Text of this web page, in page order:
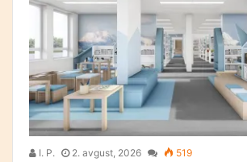
I. P. 2. avgust, 2026 519